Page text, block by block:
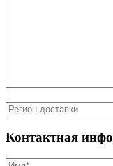
Контактная